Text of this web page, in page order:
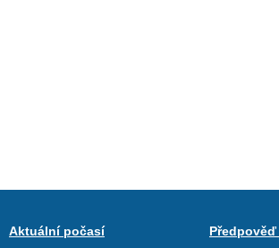
Aktuální počasí